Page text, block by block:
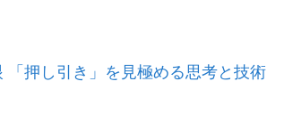
「押し引き」を見極める思考と技術